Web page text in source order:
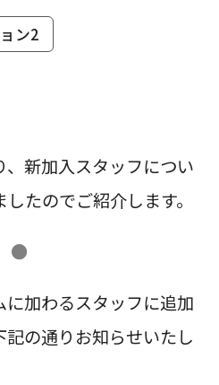
ン2
新加入スタッフについ
たのでご紹介します。
●
に加わるスタッフに追加
の通りお知らせいたし